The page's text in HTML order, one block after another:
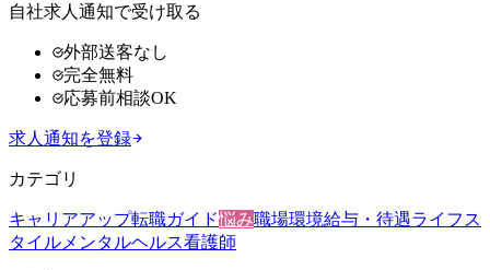
自社求人通知で受け取る
外部送客なし
完全無料
応募前相談OK
求人通知を登録
カテゴリ
キャリアアップ転職ガイド悩み職場環境給与・待遇ライフス
タイル メンタルヘルス看護師